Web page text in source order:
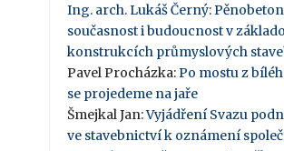
Ing. arch. Lukáš Černý:
současnost i budoucnost v
konstrukcích průmyslových
Pavel Procházka: Po mostu z
se projedeme na jaře
Šmejkal Jan:Vyjádření Svazu
ve stavebnictví k oznámení